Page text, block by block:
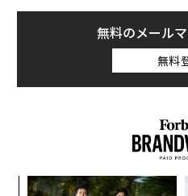
無料のメール
無料